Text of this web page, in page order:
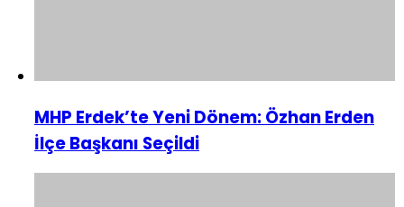
MHP Erdek’te Yeni Dönem: Özhan Erden
İlçe Başkanı Seçildi